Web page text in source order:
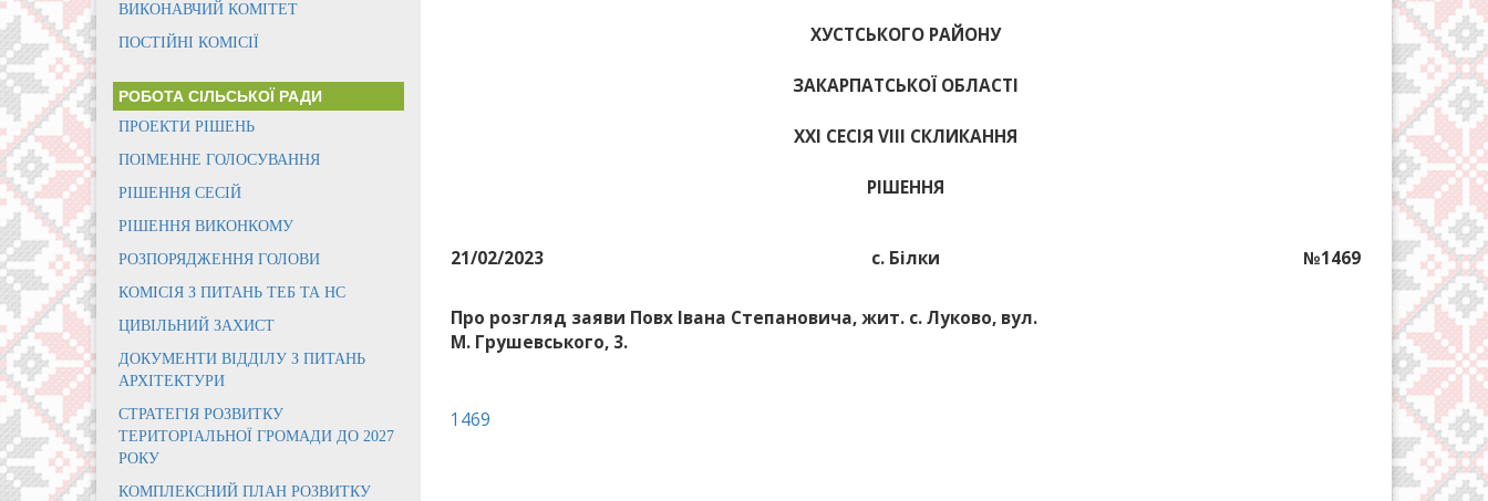
ВИКОНАВЧИЙ КОМІТЕТ
ПОСТІЙНІ КОМІСІЇ
РОБОТА СІЛЬСЬКОЇ РАДИ
ПРОЕКТИ РІШЕНЬ
ПОІМЕННЕ ГОЛОСУВАННЯ
РІШЕННЯ СЕСІЙ
РІШЕННЯ ВИКОНКОМУ
РОЗПОРЯДЖЕННЯ ГОЛОВИ
КОМІСІЯ З ПИТАНЬ ТЕБ ТА НС
ЦИВІЛЬНИЙ ЗАХИСТ
ДОКУМЕНТИ ВІДДІЛУ З ПИТАНЬ
АРХІТЕКТУРИ
СТРАТЕГІЯ РОЗВИТКУ
ТЕРИТОРІАЛЬНОЇ ГРОМАДИ ДО 2027
РОКУ
КОМПЛЕКСНИЙ ПЛАН РОЗВИТКУ
ХУСТСЬКОГО РАЙОНУ
ЗАКАРПАТСЬКОЇ ОБЛАСТІ
ХХІ СЕСІЯ VIII СКЛИКАННЯ
РІШЕННЯ
21/02/2023 с. Білки №1469
Про розгляд заяви Повх Івана Степановича, жит. с. Луково, вул.
М. Грушевського, 3.
1469